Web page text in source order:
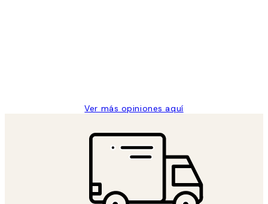
Ver más opiniones aquí